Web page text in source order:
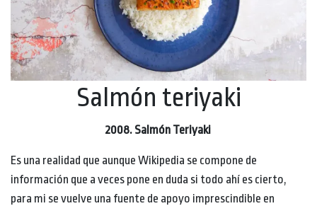
Salmón teriyaki
2008. Salmón Teriyaki
Es una realidad que aunque Wikipedia se compone de
información que a veces pone en duda si todo ahí es cierto,
para mi se vuelve una fuente de apoyo imprescindible en